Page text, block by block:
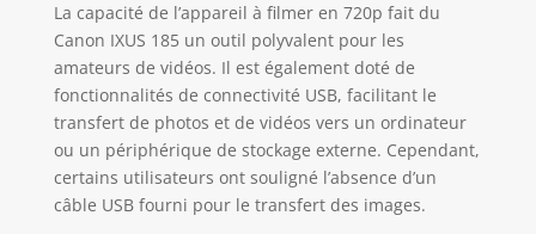
flash, voir les
images et accéder
au menu L'écran
LCD de 2,7 pouces
offre une
couverture de 100
%, qui facilite la
composition de vos
photos et vidéos,
La capacité de l’appareil à filmer en 720p fait du
Canon IXUS 185 un outil polyvalent pour les
amateurs de vidéos. Il est également doté de
fonctionnalités de connectivité USB, facilitant le
transfert de photos et de vidéos vers un ordinateur
ou un périphérique de stockage externe. Cependant,
certains utilisateurs ont souligné l’absence d’un
câble USB fourni pour le transfert des images.